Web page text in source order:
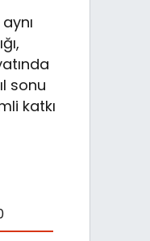
sonu
katkı